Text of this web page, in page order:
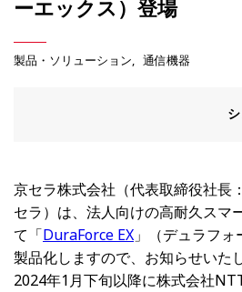
ーエックス）登場
製品・ソリューション 通信機器
京セラ株式会社（代表取締役社長
セラ）は、法人向けの高耐久スマ
て「DuraForce EX 」（デュラフ
製品化しますので、お知らせいた
2024年1月下旬以降に株式会社